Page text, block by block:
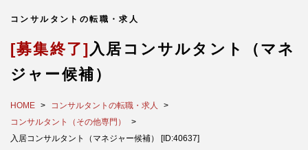
コンサルタントの転職・求人
[募集終了] 入居コンサルタント（マネ
ジャー候補）
HOME
コンサルタントの転職・求人
コンサルタント（その他専門）
入居コンサルタント（マネジャー候補） [ID:40637]